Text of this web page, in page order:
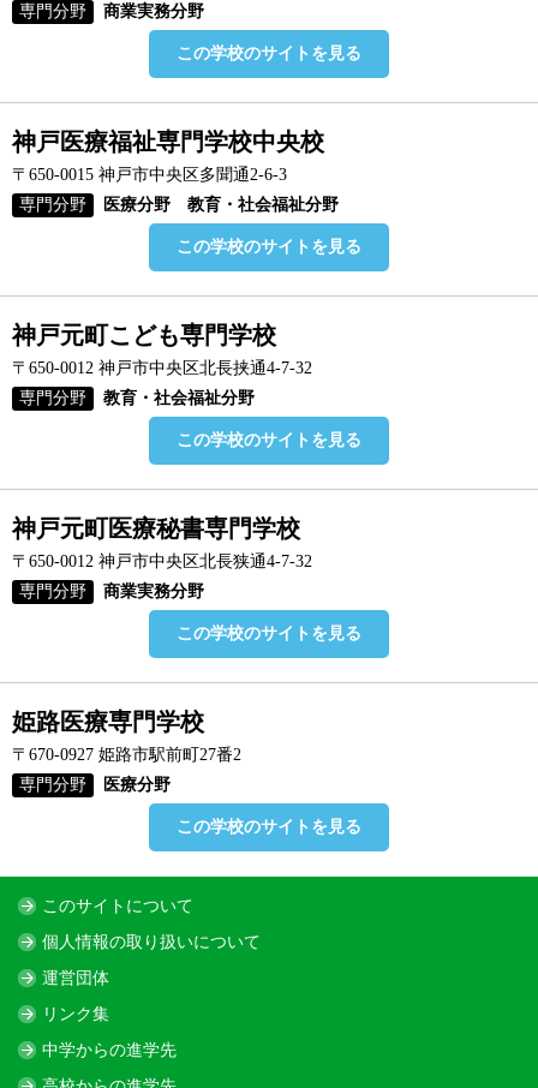
専門分野
商業実務分野
この学校のサイトを見る
神戸医療福祉専門学校中央校
〒650-0015 神戸市中央区多聞通2-6-3
専門分野
医療分野 教育・社会福祉分野
この学校のサイトを見る
神戸元町こども専門学校
〒650-0012 神戸市中央区北長挟通4-7-32
専門分野
教育・社会福祉分野
この学校のサイトを見る
神戸元町医療秘書専門学校
〒650-0012 神戸市中央区北長狭通4-7-32
専門分野
商業実務分野
この学校のサイトを見る
姫路医療専門学校
〒670-0927 姫路市駅前町27番2
専門分野
医療分野
この学校のサイトを見る
このサイトについて
個人情報の取り扱いについて
運営団体
リンク集
中学からの進学先